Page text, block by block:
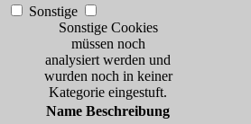
Sonstige
Sonstige Cookies
müssen noch
analysiert werden und
wurden noch in keiner
Kategorie eingestuft.
Name Beschreibung